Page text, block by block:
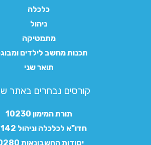
כלכלה
ניהול
מתמטיקה
תכנות מחשב לילדים
תואר שני
קורסים נבחרים באתר
תורת המימון 10230
חדו"א לכלכלה וניהול 10142
יסודות החשבונאות 10280